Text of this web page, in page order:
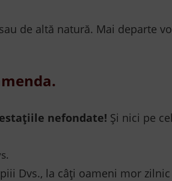
de altă natură. Mai departe
nefondate! Și nici pe
Dvs., la câți oameni mor